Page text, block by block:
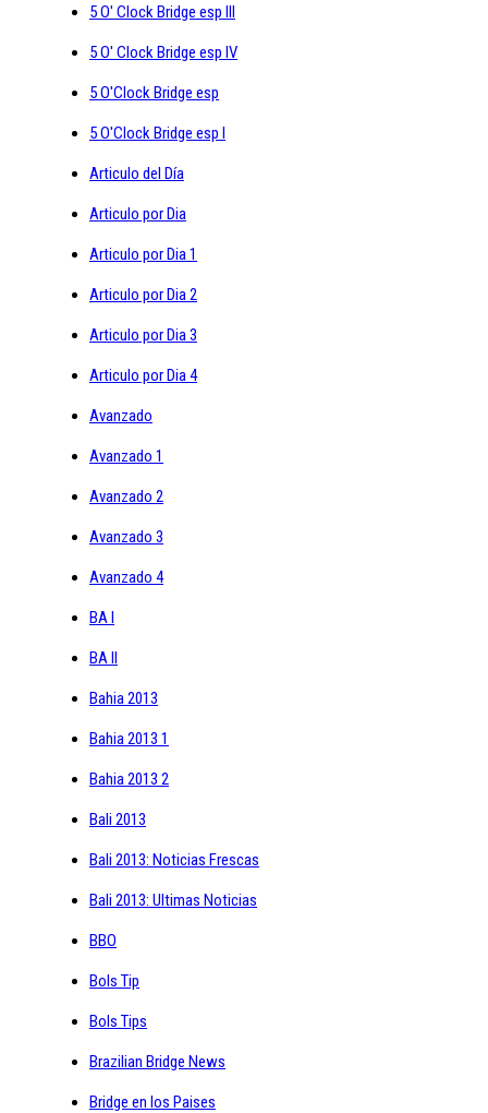
5 O' Clock Bridge esp III
5 O' Clock Bridge esp IV
5 O'Clock Bridge esp
5 O'Clock Bridge esp I
Articulo del Día
Articulo por Dia
Articulo por Dia 1
Articulo por Dia 2
Articulo por Dia 3
Articulo por Dia 4
Avanzado
Avanzado 1
Avanzado 2
Avanzado 3
Avanzado 4
BA I
BA II
Bahia 2013
Bahia 2013 1
Bahia 2013 2
Bali 2013
Bali 2013: Noticias Frescas
Bali 2013: Ultimas Noticias
BBO
Bols Tip
Bols Tips
Brazilian Bridge News
Bridge en los Paises